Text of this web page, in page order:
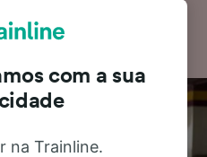
com a sua
na Trainline.